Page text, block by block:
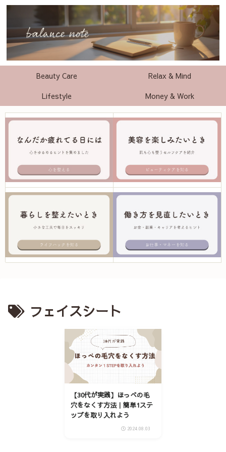
Beauty Care
Relax & Mind
Lifestyle
Money & Work
フェイスシート
【30代が実践】ほっぺの毛
穴をなくす方法｜簡単1ステ
ップを取り入れよう
2024.08.03